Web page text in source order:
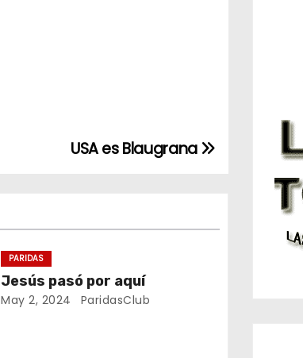
USA es Blaugrana
PARIDAS
Jesús pasó por aquí
May 2, 2024 ParidasClub